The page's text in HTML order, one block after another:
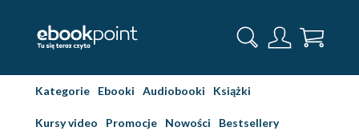
Kategorie Ebooki Audiobooki Książki
Kursy video Promocje Nowości Bestsellery